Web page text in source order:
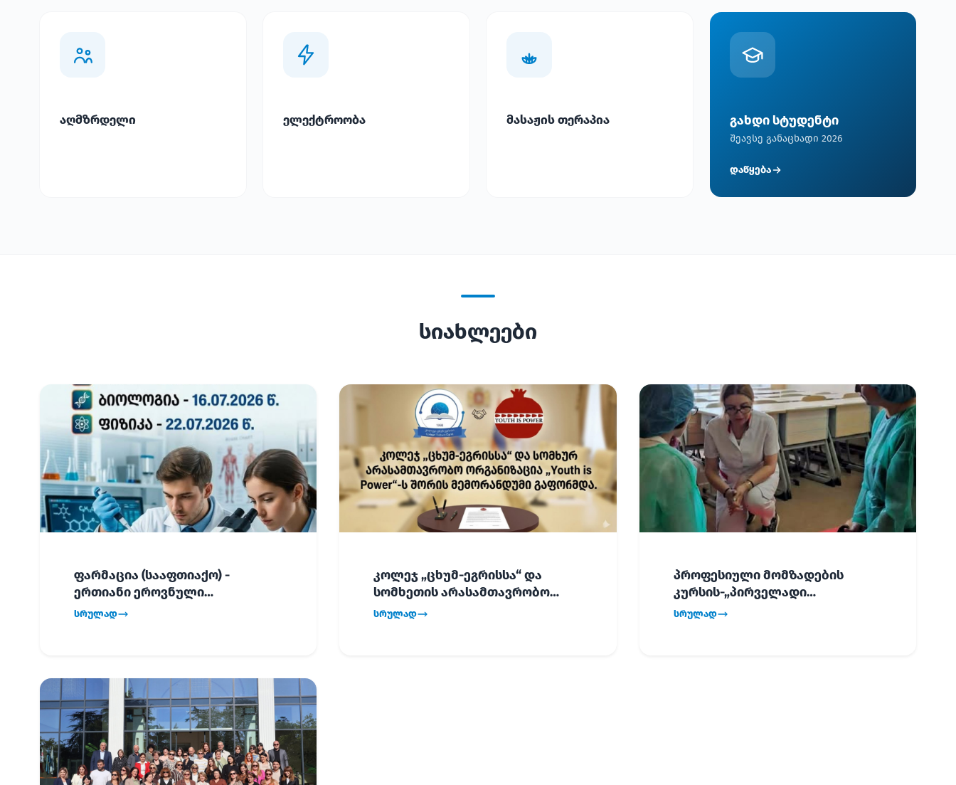
აღმზრდელი ელექტროობა მასაჟის თერაპია გახდი სტუდენტი
შეავსე განაცხადი 2026
დაწყება
სიახლეები
ფარმაცია (სააფთიაქო) -
ერთიანი ეროვნული
გამოცდების განრიგი!
სრულად
კოლეჯ „ცხუმ-ეგრისსა“ და
სომხეთის არასამთავრობო
ორგანიზაცია „Youth is Power“-ს
სრულად
პროფესიული მომზადების
კურსის-„პირველადი
გადაუდებელი დახმარება“,
სრულად